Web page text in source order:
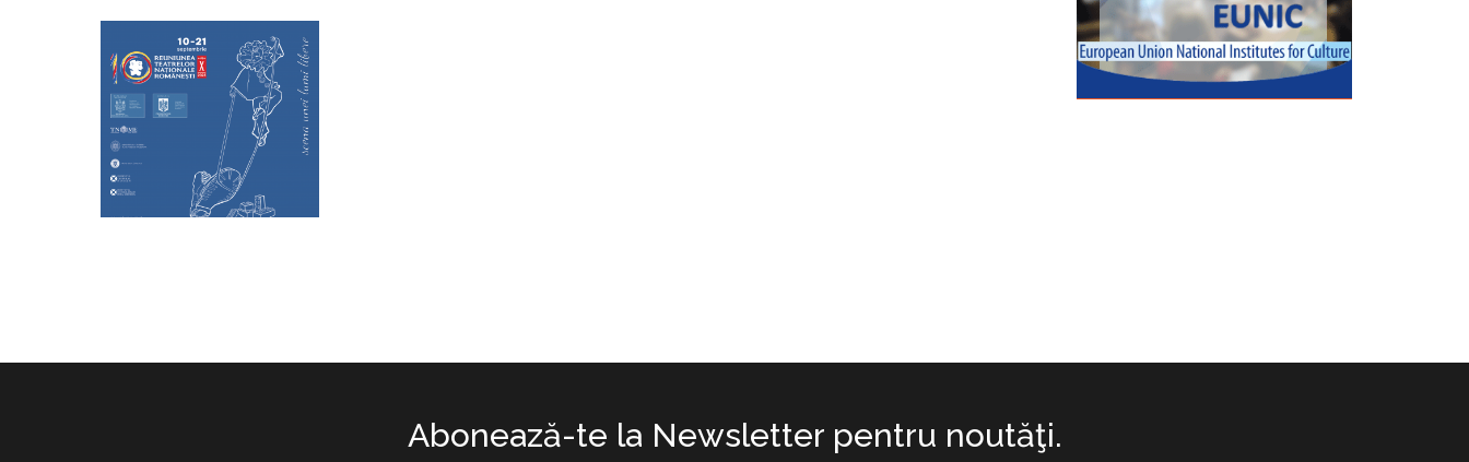
Abonează-te la Newsletter pentru noutăţi.